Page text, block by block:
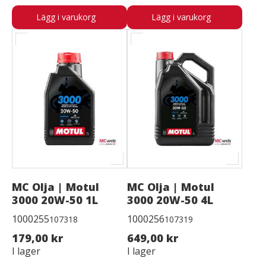
Lägg i varukorg Lägg i varukorg
MC Olja | Motul
3000 20W-50 1L
1000255107318
179,00 kr
I lager
MC Olja | Motul
3000 20W-50 4L
1000256107319
649,00 kr
I lager